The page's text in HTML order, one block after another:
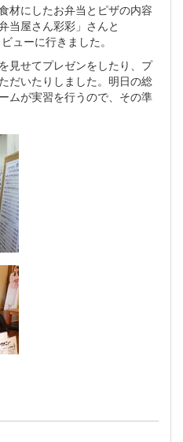
材にしたお弁当とピザの内容
当屋さん彩彩」さんと
ューに行きました。
見せてプレゼンをしたり、プ
だいたりしました。明日の総
ムが実習を行うので、その準